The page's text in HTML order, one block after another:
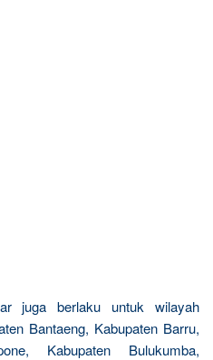
juga berlaku untuk wilayah
Bantaeng, Kabupaten Barru,
Kabupaten Bulukumba,